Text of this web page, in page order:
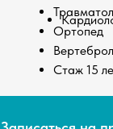
Записаться на
Ортопед
Стаж 15